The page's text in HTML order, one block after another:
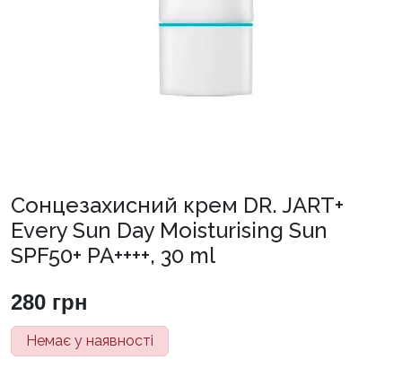
Сонцезахисний крем DR. JART+
Every Sun Day Moisturising Sun
SPF50+ PA++++, 30 ml
280 грн
Немає у наявності